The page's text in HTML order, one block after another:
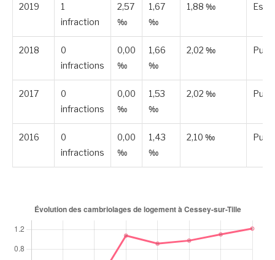
2019
1
infraction
2,57
‰
1,67
‰
1,88 ‰
2018
0
infractions
0,00
‰
1,66
‰
2,02 ‰
2017
0
infractions
0,00
‰
1,53
‰
2,02 ‰
2016
0
infractions
0,00
‰
1,43
‰
2,10 ‰